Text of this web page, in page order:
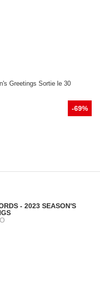
Greetings Sortie le 30
-69%
- 2023 SEASON'S